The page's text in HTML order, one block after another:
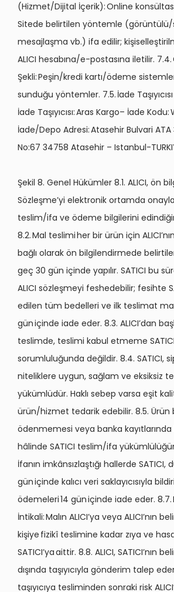
(Hizmet/Dijital İçerik): Online
Sitede belirtilen yöntemle (görüntülü/
mesajlaşma vb.) ifa edilir;
ALICI hesabına/e-postasına iletilir.
Şekli: Peşin/kredi kartı/ödeme
sunduğu yöntemler. 7.5. İade
İade Taşıyıcısı: Aras Kargo– İade
İade/Depo Adresi: Atasehir Bulvari
No:67 34758 Atasehir – Istanbul-
Şekil 8. Genel Hükümler 8.1. ALICI, ön
Sözleşme’yi elektronik ortamda
teslim/ifa ve ödeme bilgilerini
8.2. Mal teslimi her bir ürün için
bağlı olarak ön bilgilendirmede
geç 30 gün içinde yapılır. SATICI bu
ALICI sözleşmeyi feshedebilir; fesihte
edilen tüm bedelleri ve ilk teslimat
gün içinde iade eder. 8.3. ALICI’dan
teslimde, teslimi kabul etmeme
sorumluluğunda değildir. 8.4. SATICI,
niteliklere uygun, sağlam ve eksiksiz
yükümlüdür. Haklı sebep varsa eşit
ürün/hizmet tedarik edebilir. 8.5. Ürün
ödenmemesi veya banka
hâlinde SATICI teslim/ifa
İfanın imkânsızlaştığı hallerde SATICI,
gün içinde kalıcı veri saklayıcısıyla
ödemeleri 14 gün içinde iade eder. 8.7.
İntikali: Malın ALICI’ya veya ALICI’nın
kişiye fizikî teslimine kadar zıya ve
SATICI’ya aittir. 8.8. ALICI, SATICI’nın
dışında taşıyıcıyla gönderim talep
taşıyıcıya tesliminden sonraki risk